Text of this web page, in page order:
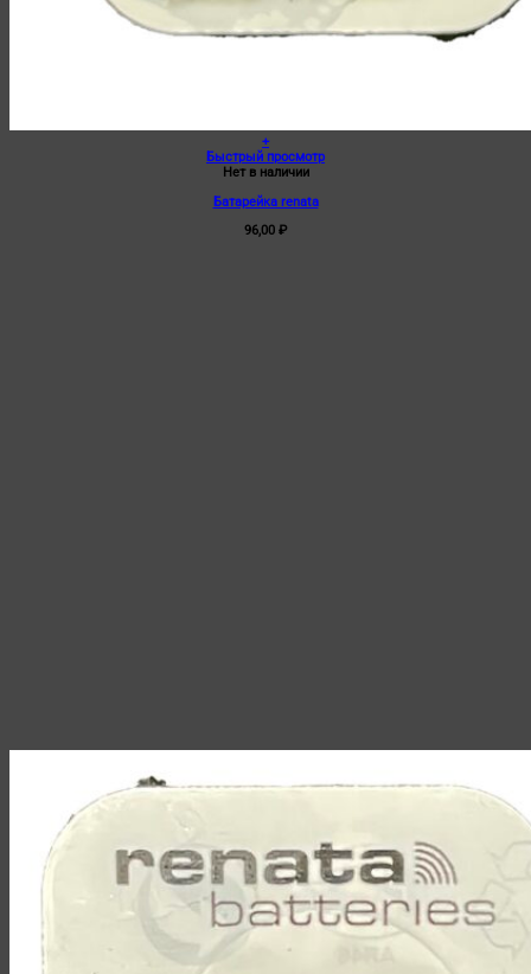
+
Быстрый просмотр
Нет в наличии
Батарейка renata
96,00 ₽